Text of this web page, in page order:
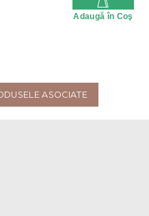
Adaugă în Coş
ASOCIATE